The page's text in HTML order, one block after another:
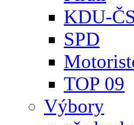
KDU-
SPD
TOP 09
Výbory